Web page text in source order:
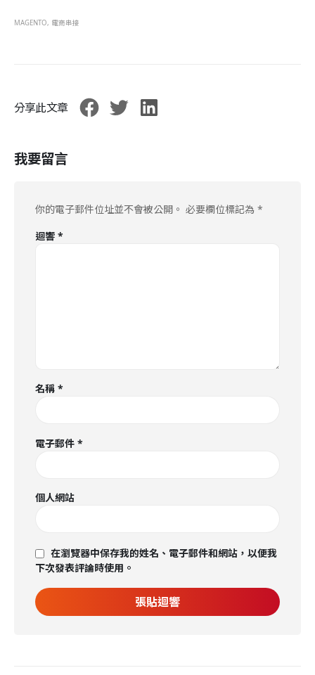
MAGENTO, 電商串接
分享此文章
我要留言
你的電子郵件位址並不會被公開。 必要欄位標記為 *
迴響 *
名稱 *
電子郵件 *
個人網站
在瀏覽器中保存我的姓名、電子郵件和網站，以便我
下次發表評論時使用。